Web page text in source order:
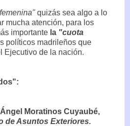
quizás sea algo a lo
mucha atención, para los
importante la "cuota
políticos madrileños que
Ejecutivo de la nación.
Moratinos Cuyaubé,
de Asuntos Exteriores.